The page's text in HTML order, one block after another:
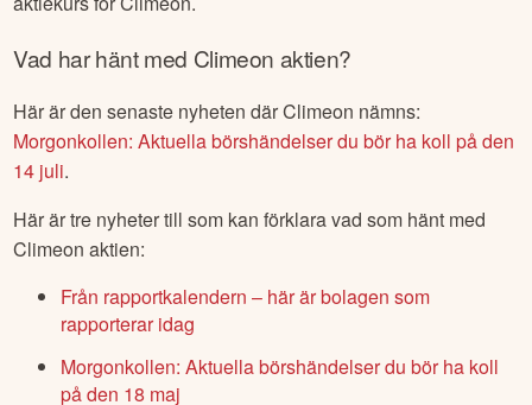
GårClimeonaktie att handla på börsen?
deras aktier går att handla på börsen.Här kan du se aktuell
aktiekurs förClimeon
Vad har hänt medClimeonaktien?
Här är den senaste nyheten därClimeonnämns:
Morgonkollen: Aktuella börshändelser du bör ha koll på den